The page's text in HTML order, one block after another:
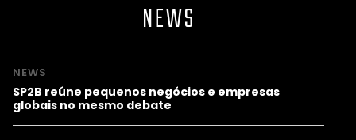
NEWS
NEWS
SP2B reúne pequenos negócios e empresas
globais no mesmo debate